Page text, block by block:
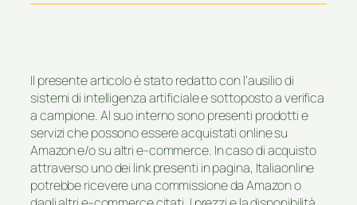
Il presente articolo è stato redatto con l’ausilio di
sistemi di intelligenza artificiale e sottoposto a verifica
a campione. Al suo interno sono presenti prodotti e
servizi che possono essere acquistati online su
Amazon e/o su altri e-commerce. In caso di acquisto
attraverso uno dei link presenti in pagina, Italiaonline
potrebbe ricevere una commissione da Amazon o